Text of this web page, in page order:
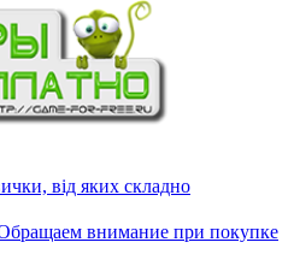
від яких складно
внимание при покупке